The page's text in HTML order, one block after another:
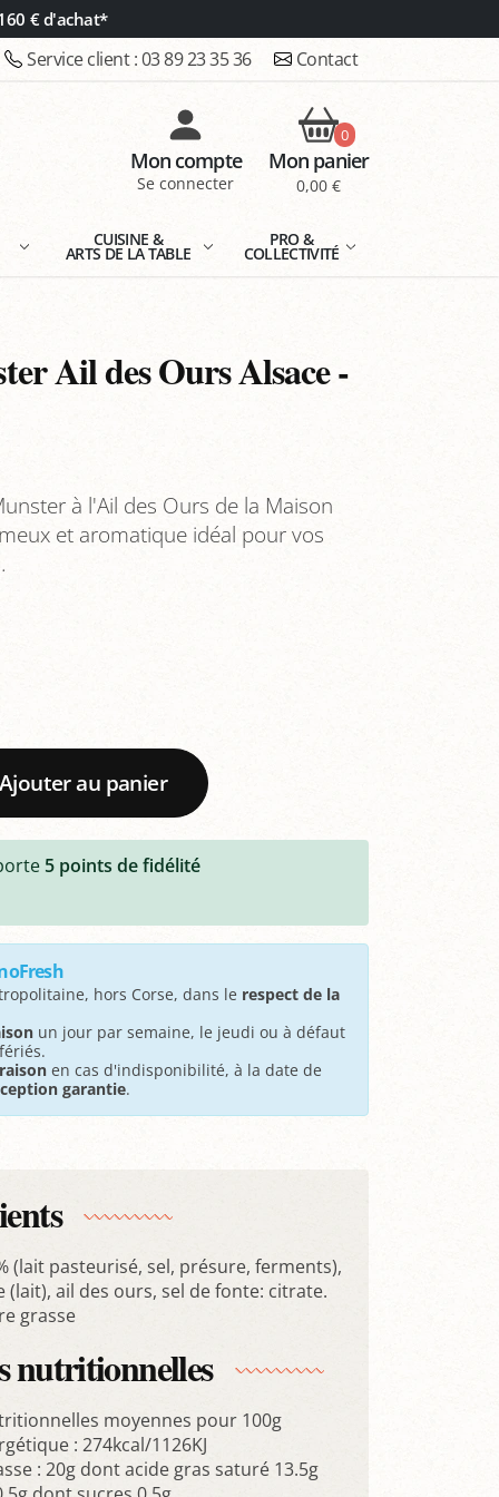
€ d'achat*
Service client :03 89 23 35 36 Contact
Mon compte
Se connecter
0
Mon panier
0,00 €
CUISINE &
ARTS DE LA TABLE
PRO &
COLLECTIVITÉ
Ail des Ours Alsace -
à l'Ail des Ours de la Maison
et aromatique idéal pour vos
au panier
5points de fidélité
hors Corse, dans le respect de la
un jour par semaine, le jeudi ou à défaut
en cas d'indisponibilité, à la date de
garantie.
(lait pasteurisé, sel, présure, ferments),
(lait), ail des ours, sel de fonte: citrate.
grasse
nutritionnelles
moyennes pour 100g
: 274kcal/1126KJ
: 20g dont acide gras saturé 13.5g